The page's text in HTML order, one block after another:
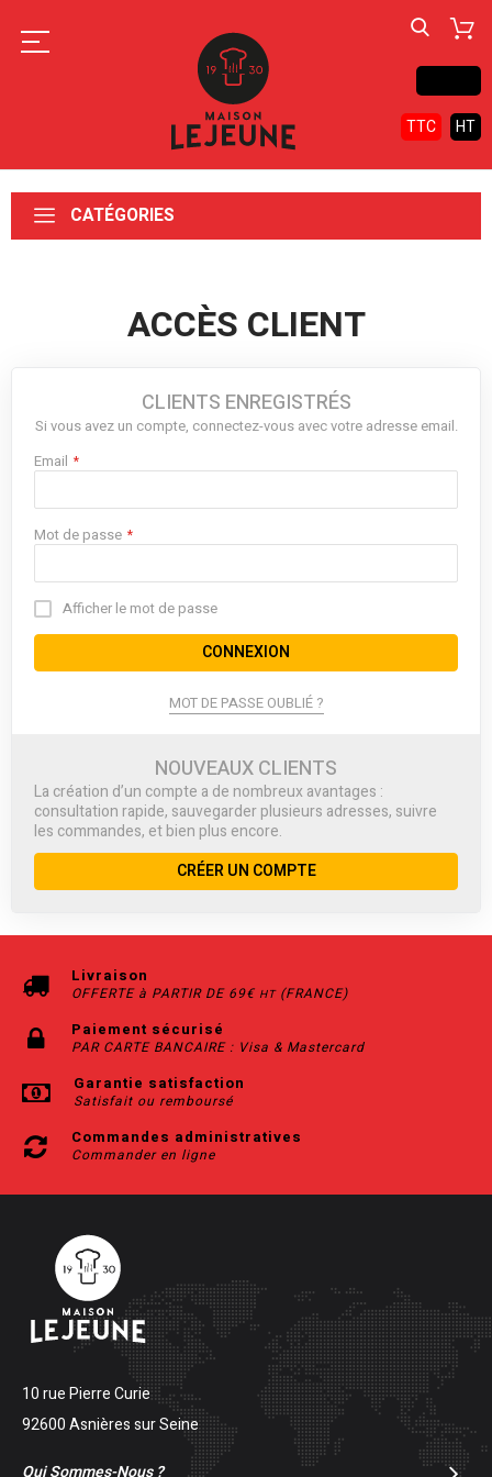
TTC HT
CATÉGORIES
ACCÈS CLIENT
CLIENTS ENREGISTRÉS
Si vous avez un compte, connectez-vous avec votre adresse email.
Email
Mot de passe
Afficher le mot de passe
CONNEXION
MOT DE PASSE OUBLIÉ ?
NOUVEAUX CLIENTS
La création d’un compte a de nombreux avantages :
consultation rapide, sauvegarder plusieurs adresses, suivre
les commandes, et bien plus encore.
CRÉER UN COMPTE
Livraison
OFFERTE à PARTIR DE 69€ HT(FRANCE)
Paiement sécurisé
PAR CARTE BANCAIRE : Visa & Mastercard
Garantie satisfaction
Satisfait ou remboursé
Commandes administratives
Commander en ligne
10 rue Pierre Curie
92600 Asnières sur Seine
Qui Sommes-Nous ?